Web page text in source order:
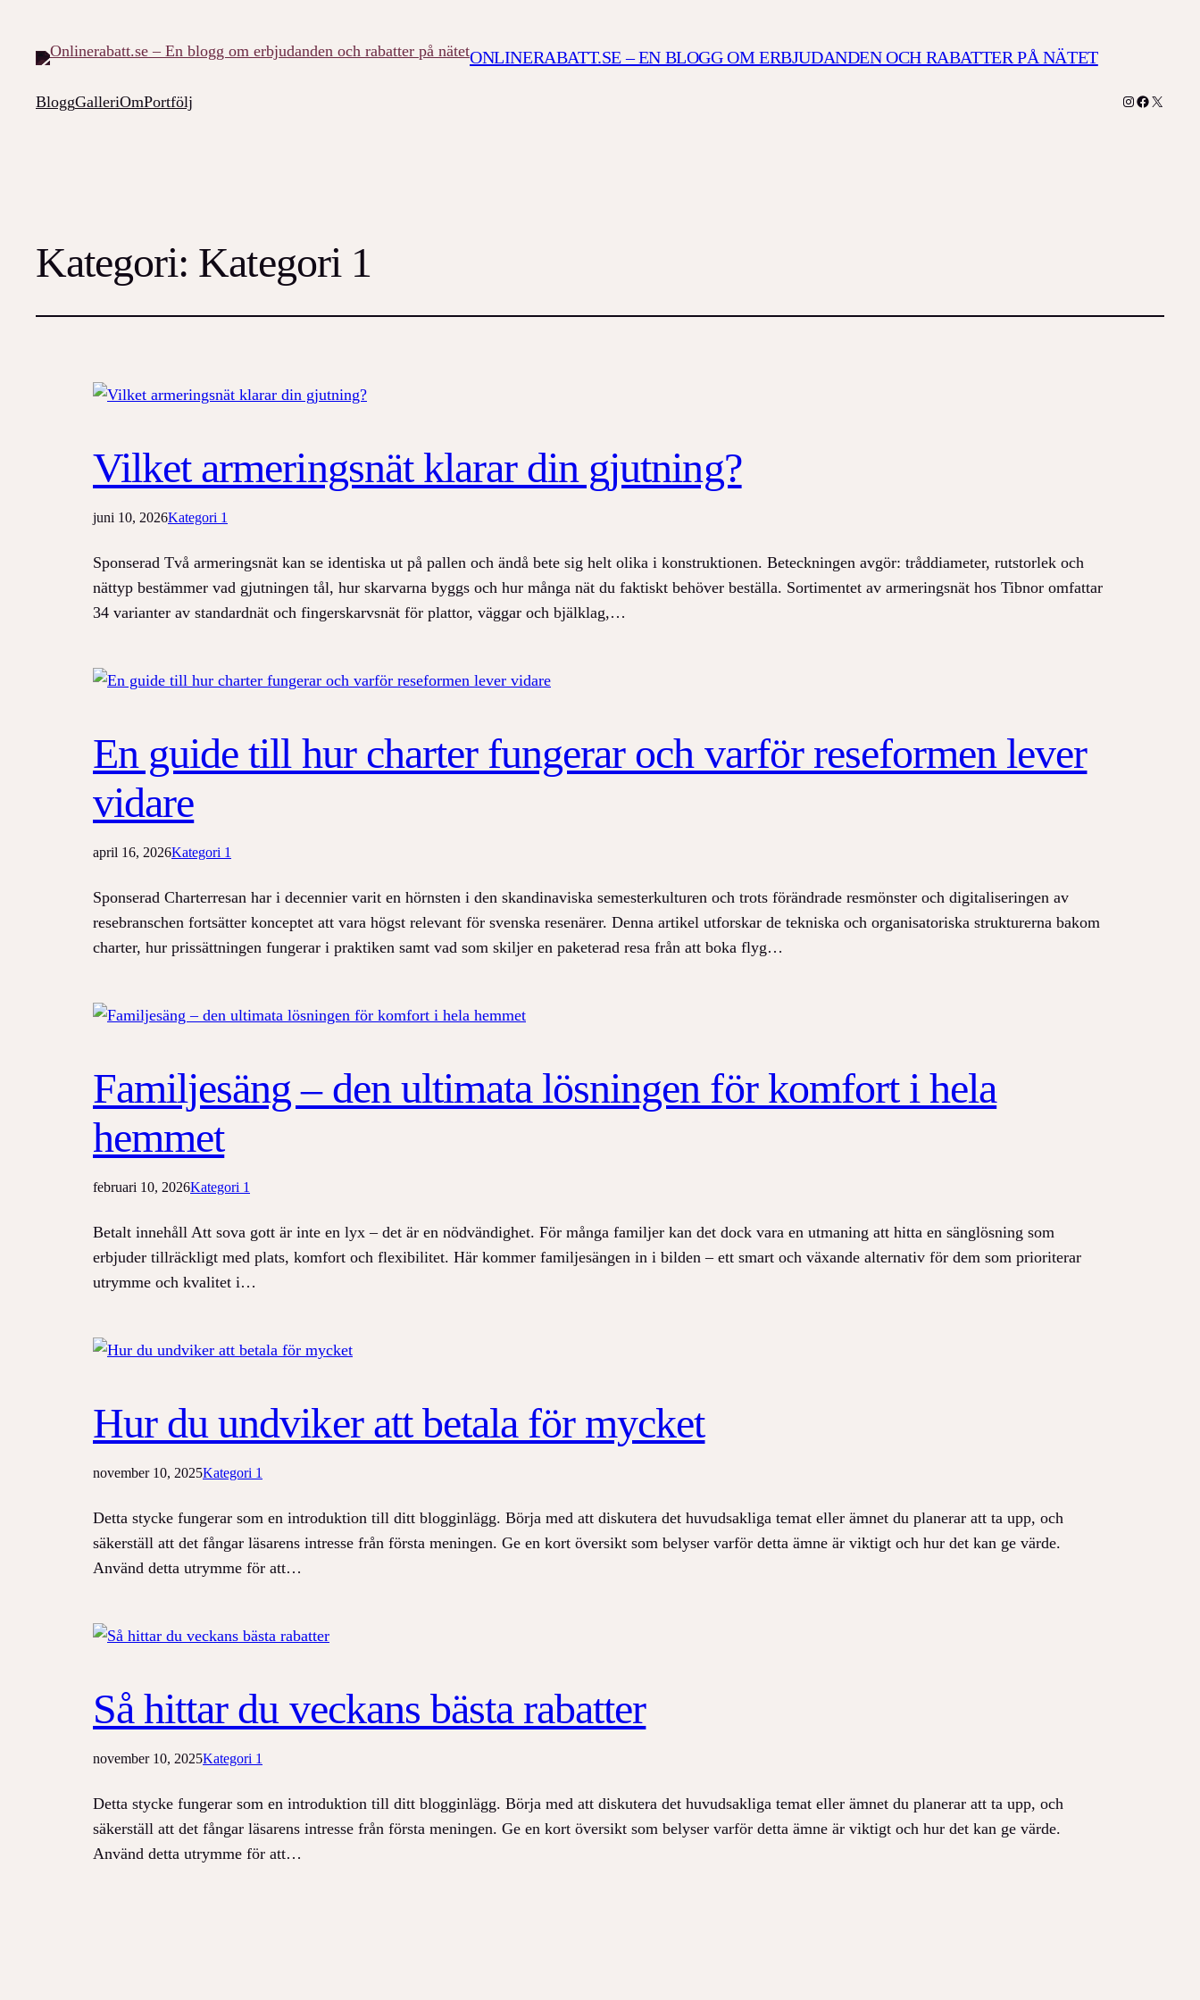
ONLINERABATT.SE – EN BLOGG OM ERBJUDANDEN OCH RABATTER PÅ NÄTET
BloggGalleriOmPortfölj Instagram
Facebook
X
Kategori: Kategori 1
Vilket armeringsnät klarar din gjutning?
juni 10, 2026Kategori 1
Sponserad Två armeringsnät kan se identiska ut på pallen och ändå bete sig helt olika i konstruktionen. Beteckningen avgör: tråddiameter, rutstorlek och
nättyp bestämmer vad gjutningen tål, hur skarvarna byggs och hur många nät du faktiskt behöver beställa. Sortimentet av armeringsnät hos Tibnor omfattar
34 varianter av standardnät och fingerskarvsnät för plattor, väggar och bjälklag,…
En guide till hur charter fungerar och varför reseformen lever
vidare
april 16, 2026Kategori 1
Sponserad Charterresan har i decennier varit en hörnsten i den skandinaviska semesterkulturen och trots förändrade resmönster och digitaliseringen av
resebranschen fortsätter konceptet att vara högst relevant för svenska resenärer. Denna artikel utforskar de tekniska och organisatoriska strukturerna bakom
charter, hur prissättningen fungerar i praktiken samt vad som skiljer en paketerad resa från att boka flyg…
Familjesäng – den ultimata lösningen för komfort i hela
hemmet
februari 10, 2026Kategori 1
Betalt innehåll Att sova gott är inte en lyx – det är en nödvändighet. För många familjer kan det dock vara en utmaning att hitta en sänglösning som
erbjuder tillräckligt med plats, komfort och flexibilitet. Här kommer familjesängen in i bilden – ett smart och växande alternativ för dem som prioriterar
utrymme och kvalitet i…
Hur du undviker att betala för mycket
november 10, 2025Kategori 1
Detta stycke fungerar som en introduktion till ditt blogginlägg. Börja med att diskutera det huvudsakliga temat eller ämnet du planerar att ta upp, och
säkerställ att det fångar läsarens intresse från första meningen. Ge en kort översikt som belyser varför detta ämne är viktigt och hur det kan ge värde.
Använd detta utrymme för att…
Så hittar du veckans bästa rabatter
november 10, 2025Kategori 1
Detta stycke fungerar som en introduktion till ditt blogginlägg. Börja med att diskutera det huvudsakliga temat eller ämnet du planerar att ta upp, och
säkerställ att det fångar läsarens intresse från första meningen. Ge en kort översikt som belyser varför detta ämne är viktigt och hur det kan ge värde.
Använd detta utrymme för att…